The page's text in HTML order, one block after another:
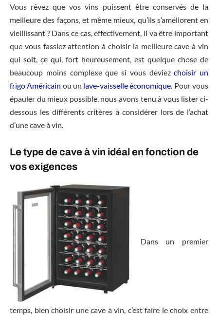
Vous rêvez que vos vins puissent être conservés de la
meilleure des façons, et même mieux, qu’ils s’améliorent en
vieillissant ? Dans ce cas, effectivement, il va être important
que vous fassiez attention à choisir la meilleure cave à vin
qui soit, ce qui, fort heureusement, est quelque chose de
beaucoup moins complexe que si vous deviezchoisir un
frigo Américain ou un lave-vaisselle économique. Pour vous
épauler du mieux possible, nous avons tenu à vous lister ci-
dessous les différents critères à considérer lors de l’achat
d’une cave à vin.
Le type de cave à vin idéal en fonction de
vos exigences
Dans un premier
temps, bien choisir une cave à vin, c’est faire le choix entre